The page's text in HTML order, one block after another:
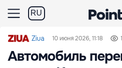
RU
Ziua 10 июня 2026, 11:18
Автомобиль